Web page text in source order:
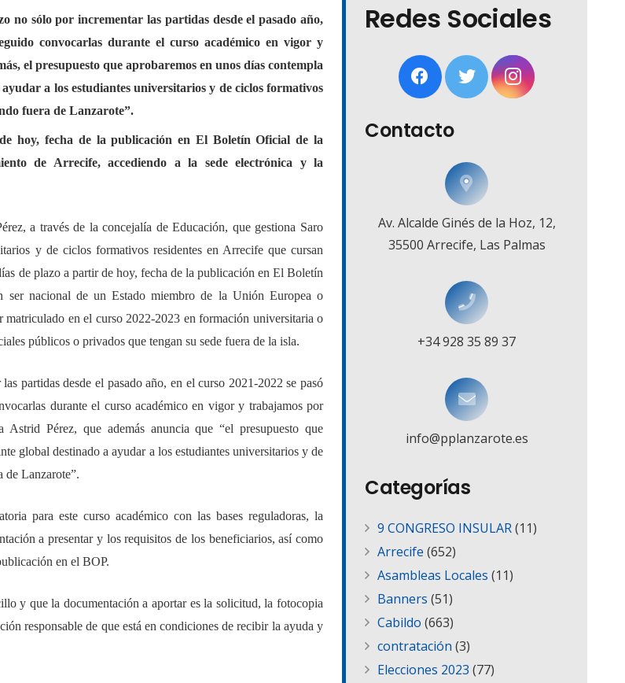
no sólo por incrementar las partidas desde el pasado año,
convocarlas durante el curso académico en vigor y
el presupuesto que aprobaremos en unos días contempla
a los estudiantes universitarios y de ciclos formativos
fuera de Lanzarote”.
hoy, fecha de la publicación en El Boletín Oficial de la
de Arrecife, accediendo a la sede electrónica y la
a través de la concejalía de Educación, que gestiona Saro
y de ciclos formativos residentes en Arrecife que cursan
de plazo a partir de hoy, fecha de la publicación en El Boletín
ser nacional de un Estado miembro de la Unión Europea o
en el curso 2022-2023 en formación universitaria o
públicos o privados que tengan su sede fuera de la isla.
partidas desde el pasado año, en el curso 2021-2022 se pasó
durante el curso académico en vigor y trabajamos por
Pérez, que además anuncia que “el presupuesto que
global destinado a ayudar a los estudiantes universitarios y de
de Lanzarote”.
para este curso académico con las bases reguladoras, la
a presentar y los requisitos de los beneficiarios, así como
en el BOP.
y que la documentación a aportar es la solicitud, la fotocopia
responsable de que está en condiciones de recibir la ayuda y
Redes Sociales
Contacto
Av. Alcalde Ginés de la Hoz, 12,
35500 Arrecife, Las Palmas
+34 928 35 89 37
info@pplanzarote.es
Categorías
9 CONGRESO INSULAR(11)
Arrecife (652)
Asambleas Locales (11)
Banners (51)
Cabildo (663)
contratación (3)
Elecciones 2023 (77)